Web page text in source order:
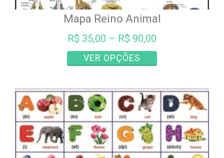
Mapa Reino Animal
R$ 35,00 – R$ 90,00
VER OPÇÕES
produto
várias
variantes.
opções
podem
ser